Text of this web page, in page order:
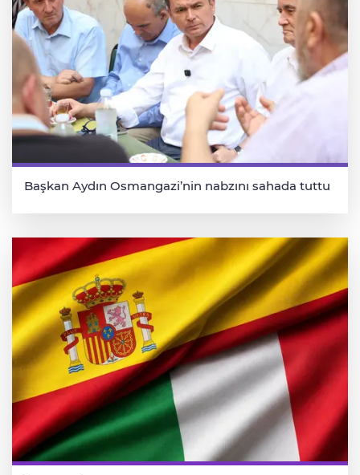
Başkan Aydın Osmangazi’nin nabzını sahada tuttu